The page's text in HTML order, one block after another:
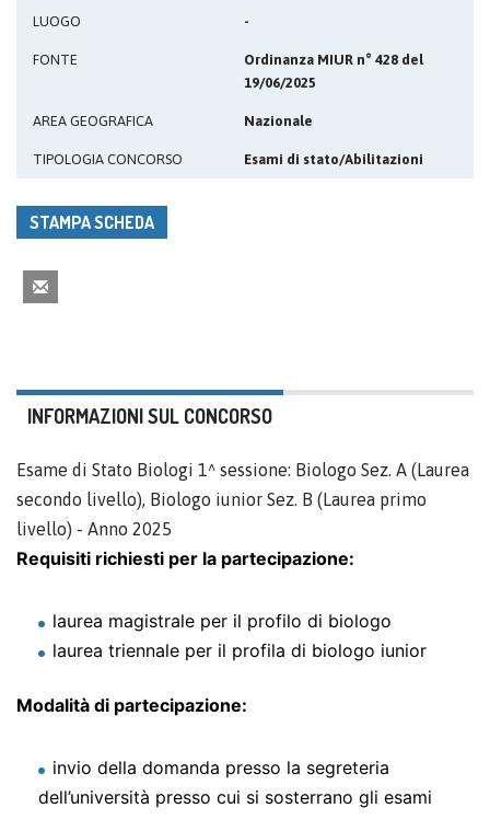
LUOGO -
FONTE
Ordinanza MIUR n° 428 del
19/06/2025
AREA GEOGRAFICA Nazionale
TIPOLOGIA CONCORSO Esami di stato/Abilitazioni
STAMPA SCHEDA
INFORMAZIONI SUL CONCORSO
Esame di Stato Biologi 1^ sessione: Biologo Sez. A (Laurea
secondo livello), Biologo iunior Sez. B (Laurea primo
livello) - Anno 2025
Requisiti richiesti per la partecipazione:
laurea magistrale per il profilo di biologo
laurea triennale per il profila di biologo iunior
Modalità di partecipazione:
invio della domanda presso la segreteria
dell’università presso cui si sosterrano gli esami